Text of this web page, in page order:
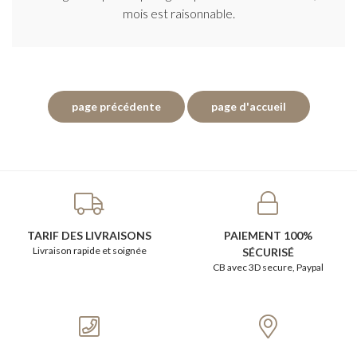
mois est raisonnable.
TARIF DES LIVRAISONS
Livraison rapide et soignée
PAIEMENT 100%
SÉCURISÉ
CB avec 3D secure, Paypal